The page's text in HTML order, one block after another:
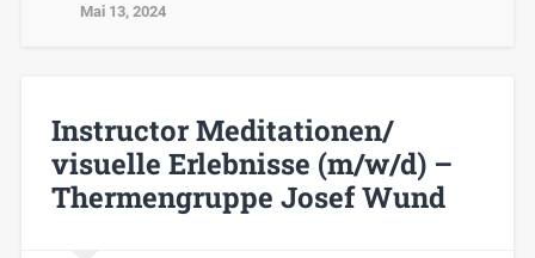
Mai 13, 2024
Instructor Meditationen/
visuelle Erlebnisse (m/w/d) –
Thermengruppe Josef Wund